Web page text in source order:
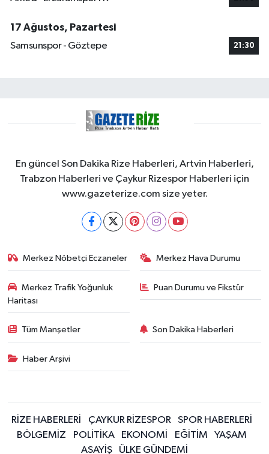
17 Ağustos, Pazartesi
Samsunspor - Göztepe
21:30
En güncel Son Dakika Rize Haberleri, Artvin Haberleri,
Trabzon Haberleri ve Çaykur Rizespor Haberleri için
www.gazeterize.com size yeter.
Merkez Nöbetçi Eczaneler Merkez Hava Durumu
Merkez Trafik Yoğunluk
Haritası
Puan Durumu ve Fikstür
Tüm Manşetler Son Dakika Haberleri
Haber Arşivi
RİZE HABERLERİ ÇAYKUR RİZESPOR
SPOR HABERLERİ
BÖLGEMİZ
POLİTİKA EKONOMİ EĞİTİM
YAŞAM
ASAYİŞ
ÜLKE GÜNDEMİ